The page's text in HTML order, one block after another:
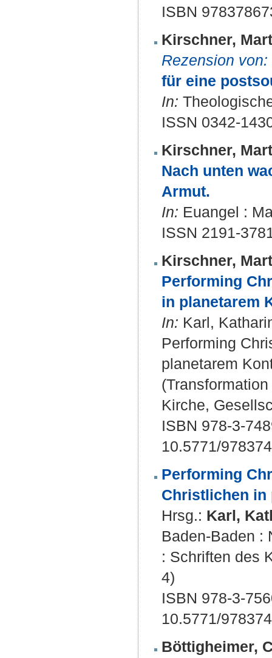
ISBN
Kirschner,
Rezension von:
für eine
In:
ISSN 0342-
Kirschner,
Nach unten
Armut.
In: Euangel :
ISSN 2191-
Kirschner,
Performing
in planetarem
In: Karl,
Performing
planetarem
Kirche,
ISBN 978-3-
10.5771/
Performing
Christlichen in
Hrsg.: Karl,
Baden-Baden :
: Schriften des
4)
ISBN 978-3-
10.5771/
Böttigheimer,